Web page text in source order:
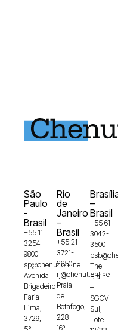
São
Paulo
-
Brasil
+55 11
3254-
9800
sp@chenut.online
Avenida
Brigadeiro
Faria
Lima,
3729,
Rio
de
Janeiro
–
Brasil
+55 21
3721-
2650
rj@chenut.online
Praia
de
Botafogo,
228 –
16º
–
Brasil
+55 61
3042-
3500
The
Brain
–
SGCV
Sul,
Lote